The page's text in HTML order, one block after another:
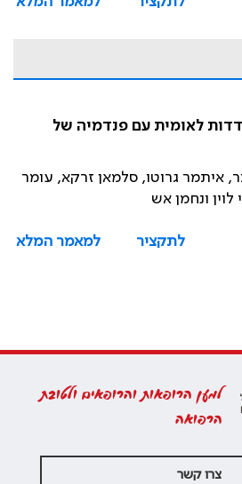
לאומית עם פנדמיה של
איתמר גרוטו, סלמאן זרקא, עומר
ונחמן אש
לתקציר
למאמר המלא
למען הרופאות והרופאים ולטובת
הרפואה
צרו קשר